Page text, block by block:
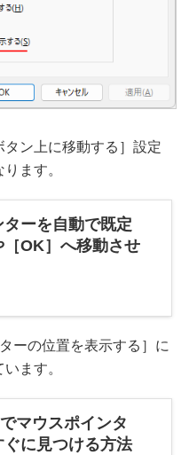
タン上に移動する］設定
ます。
ーを自動で既定
OK］へ移動させ
ーの位置を表示する］に
ます。
マウスポインタ
に見つける方法